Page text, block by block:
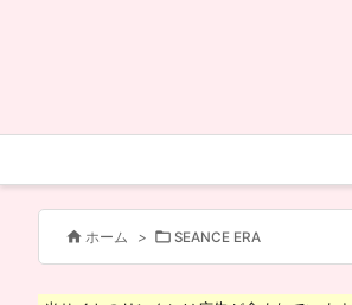
 ホーム >  SEANCE ERA